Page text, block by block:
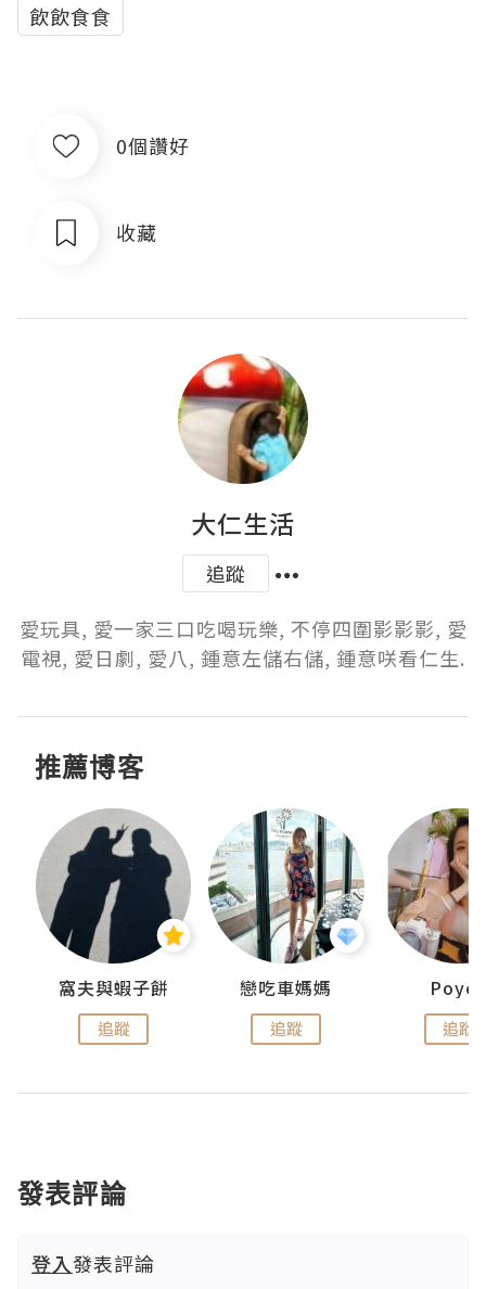
飲飲食食
0個讚好
收藏
大仁生活
追蹤
愛玩具, 愛一家三口吃喝玩樂, 不停四圍影影影, 愛
電視, 愛日劇, 愛八, 鍾意左儲右儲, 鍾意咲看仁生.
推薦博客
窩夫與蝦子餅
追蹤
戀吃車媽媽
追蹤 追蹤
發表評論
登入發表評論